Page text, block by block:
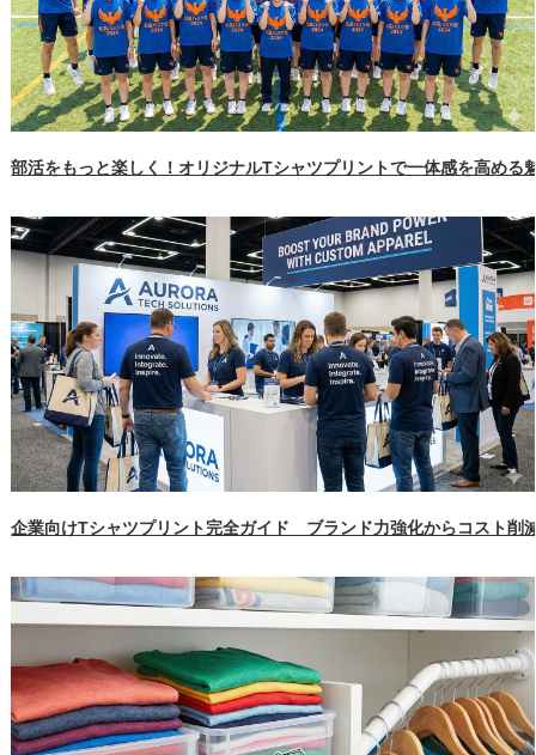
部活をもっと楽しく！オリジナルTシャツプリントで一体感を高める
企業向けTシャツプリント完全ガイド ブランド力強化からコスト削